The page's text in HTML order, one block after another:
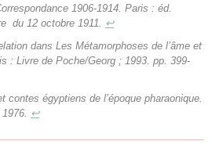
1906-1914 . Paris : éd.
du 12 octobre 1911.
↩
dans Les Métamorphoses de l’âme et
: Livre de Poche/Georg ; 1993. pp. 399-
contes égyptiens de l’époque pharaonique.
↩